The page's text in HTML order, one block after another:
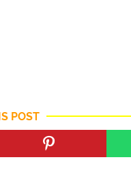
POST